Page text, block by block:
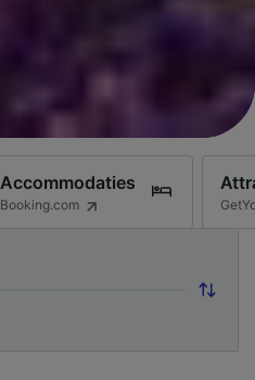
Accommodaties
Booking.com